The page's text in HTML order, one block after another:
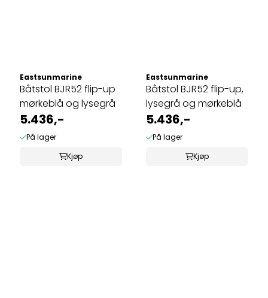
Eastsunmarine
Båtstol BJR52 flip-up
mørkeblå og lysegrå
5.436,-
På lager
Kjøp
Eastsunmarine
Båtstol BJR52 flip-up,
lysegrå og mørkeblå
5.436,-
På lager
Kjøp